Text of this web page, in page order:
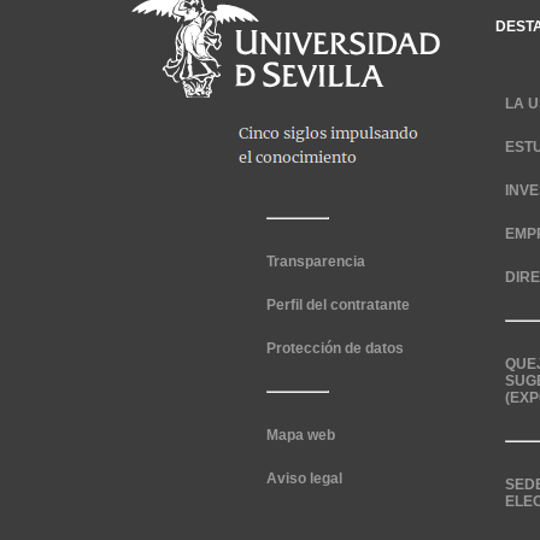
Transparencia
Perfil del contratante
Protección de datos
Mapa web
Aviso legal
LA